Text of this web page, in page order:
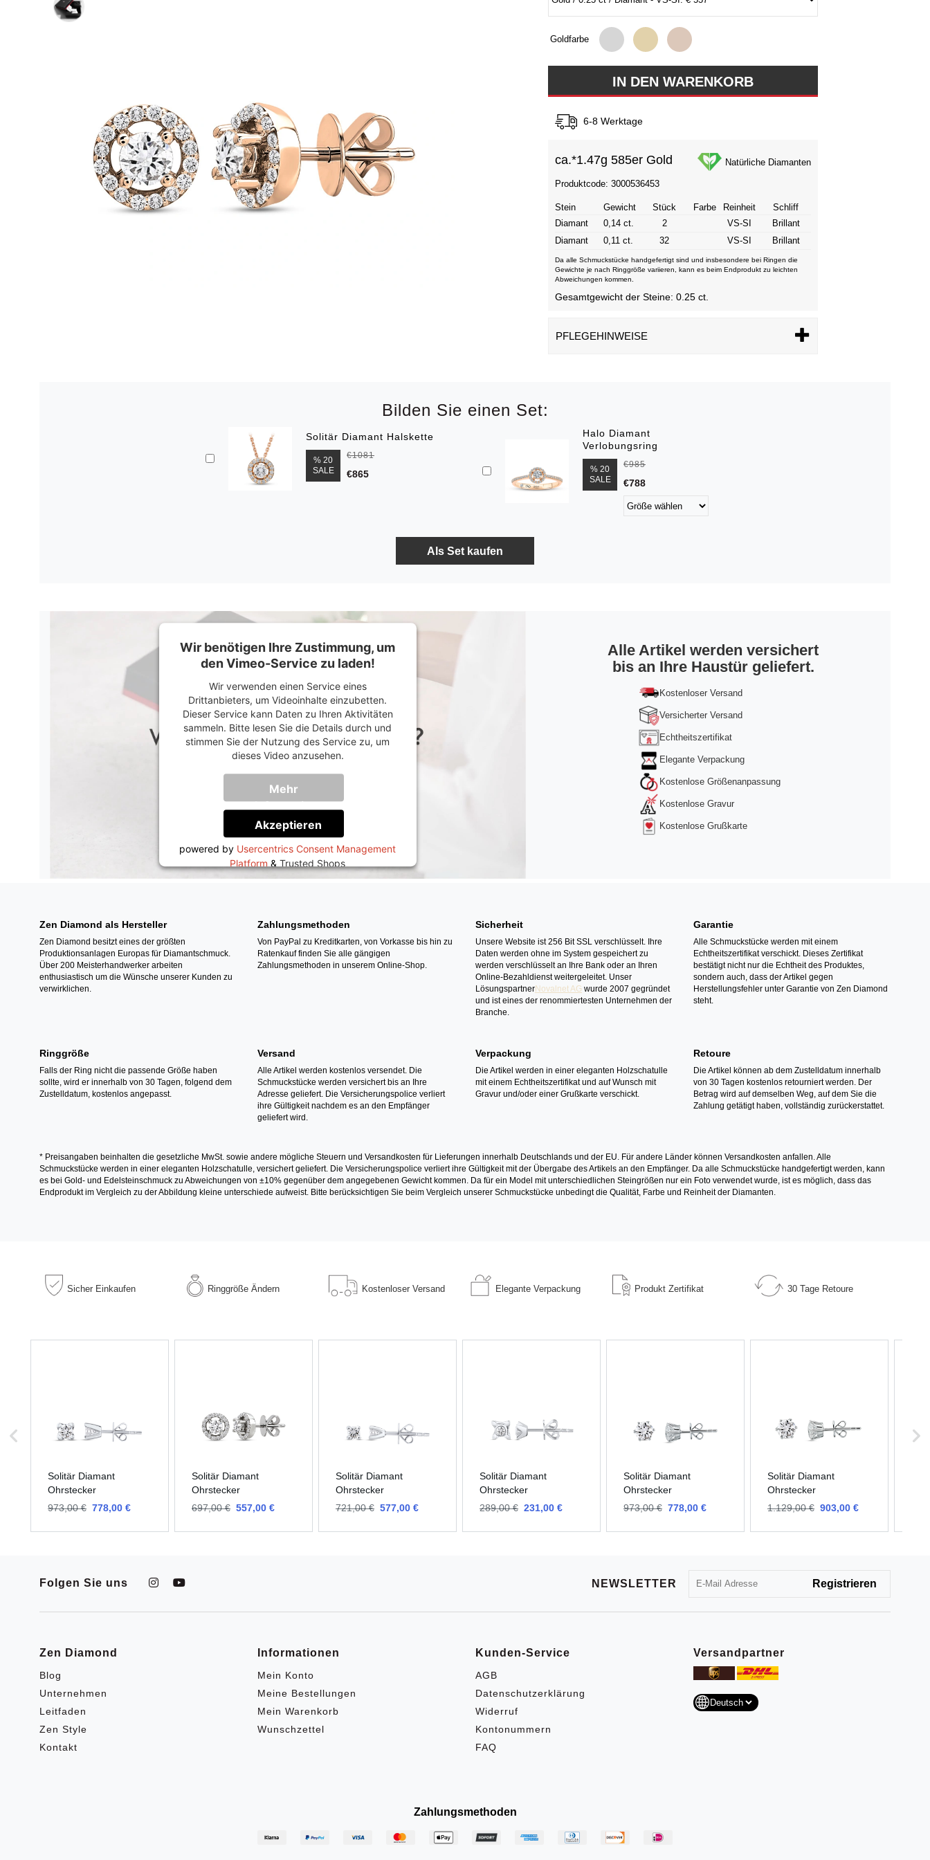
Goldfarbe
6-8 Werktage
ca.*1.47g 585er Gold Natürliche Diamanten
Produktcode: 3000536453
Stein Gewicht Stück Farbe Reinheit
Schliff
Diamant
0,14 ct. 2 VS-SI
Brillant
Diamant
0,11 ct. 32 VS-SI Brillant
Da alle Schmuckstücke handgefertigt sind und insbesondere bei Ringen die
Gewichte je nach Ringgröße variieren, kann es beim Endprodukt zu leichten
Abweichungen kommen.
Gesamtgewicht der Steine: 0.25 ct.
PFLEGEHINWEISE
Bilden Sie einen Set:
Solitär Diamant Halskette
% 20
SALE
€1081
€865
Halo Diamant
Verlobungsring
% 20
SALE
€985
€788
Wir benötigen Ihre Zustimmung, um
den Vimeo-Service zu laden!
Wir verwenden einen Service eines
Drittanbieters, um Videoinhalte einzubetten.
Dieser Service kann Daten zu Ihren Aktivitäten
sammeln. Bitte lesen Sie die Details durch und
stimmen Sie der Nutzung des Service zu, um
dieses Video anzusehen.
Mehr
Informationen
Akzeptieren
powered by Usercentrics Consent Management
Platform&Trusted Shops
Alle Artikel werden versichert
bis an Ihre Haustür geliefert.
Kostenloser Versand
Versicherter Versand
Echtheitszertifikat
Elegante Verpackung
Kostenlose Größenanpassung
Kostenlose Gravur
Kostenlose Grußkarte
Zen Diamond als Hersteller
Zen Diamond besitzt eines der größten
Produktionsanlagen Europas für Diamantschmuck.
Über 200 Meisterhandwerker arbeiten
enthusiastisch um die Wünsche unserer Kunden zu
verwirklichen.
Zahlungsmethoden
Von PayPal zu Kreditkarten, von Vorkasse bis hin zu
Ratenkauf finden Sie alle gängigen
Zahlungsmethoden in unserem Online-Shop.
Sicherheit
Unsere Website ist 256 Bit SSL verschlüsselt. Ihre
Daten werden ohne im System gespeichert zu
werden verschlüsselt an Ihre Bank oder an Ihren
Online-Bezahldienst weitergeleitet. Unser
LösungspartnerNovalnet AG wurde 2007 gegründet
und ist eines der renommiertesten Unternehmen der
Branche.
Garantie
Alle Schmuckstücke werden mit einem
Echtheitszertifikat verschickt. Dieses Zertifikat
bestätigt nicht nur die Echtheit des Produktes,
sondern auch, dass der Artikel gegen
Herstellungsfehler unter Garantie von Zen Diamond
steht.
Ringgröße
Falls der Ring nicht die passende Größe haben
sollte, wird er innerhalb von 30 Tagen, folgend dem
Zustelldatum, kostenlos angepasst.
Versand
Alle Artikel werden kostenlos versendet. Die
Schmuckstücke werden versichert bis an Ihre
Adresse geliefert. Die Versicherungspolice verliert
ihre Gültigkeit nachdem es an den Empfänger
geliefert wird.
Verpackung
Die Artikel werden in einer eleganten Holzschatulle
mit einem Echtheitszertifikat und auf Wunsch mit
Gravur und/oder einer Grußkarte verschickt.
Retoure
Die Artikel können ab dem Zustelldatum innerhalb
von 30 Tagen kostenlos retourniert werden. Der
Betrag wird auf demselben Weg, auf dem Sie die
Zahlung getätigt haben, vollständig zurückerstattet.
* Preisangaben beinhalten die gesetzliche MwSt. sowie andere mögliche Steuern und Versandkosten für Lieferungen innerhalb Deutschlands und der EU. Für andere Länder können Versandkosten anfallen. Alle
Schmuckstücke werden in einer eleganten Holzschatulle, versichert geliefert. Die Versicherungspolice verliert ihre Gültigkeit mit der Übergabe des Artikels an den Empfänger. Da alle Schmuckstücke handgefertigt werden, kann
es bei Gold- und Edelsteinschmuck zu Abweichungen von ±10% gegenüber dem angegebenen Gewicht kommen. Da für ein Model mit unterschiedlichen Steingrößen nur ein Foto verwendet wurde, ist es möglich, dass das
Endprodukt im Vergleich zu der Abbildung kleine unterschiede aufweist. Bitte berücksichtigen Sie beim Vergleich unserer Schmuckstücke unbedingt die Qualität, Farbe und Reinheit der Diamanten.
Sicher Einkaufen RinggrößeÄndern Kostenloser Versand Elegante Verpackung Produkt Zertifikat 30 Tage Retoure
Solitär Diamant
Ohrstecker
778,00 €
973,00 €
Solitär Diamant
Ohrstecker
557,00 €
697,00 €
Solitär Diamant
Ohrstecker
577,00 €
721,00 €
Solitär Diamant
Ohrstecker
231,00 €
289,00 €
Solitär Diamant
Ohrstecker
778,00 €
973,00 €
Solitär Diamant
Ohrstecker
903,00 €
1.129,00 €
Folgen Sie uns NEWSLETTER
Zen Diamond
Blog
Unternehmen
Leitfaden
Zen Style
Kontakt
Informationen
Mein Konto
Meine Bestellungen
Mein Warenkorb
Wunschzettel
Kunden-Service
AGB
Datenschutzerklärung
Widerruf
Kontonummern
FAQ
Versandpartner
Zahlungsmethoden